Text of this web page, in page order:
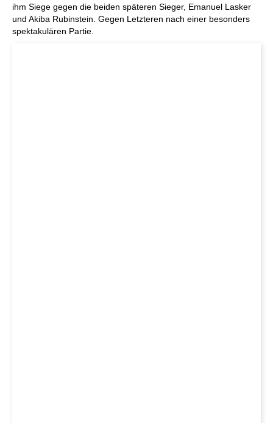
ihm Siege gegen die beiden späteren Sieger, Emanuel Lasker
und Akiba Rubinstein. Gegen Letzteren nach einer besonders
spektakulären Partie.